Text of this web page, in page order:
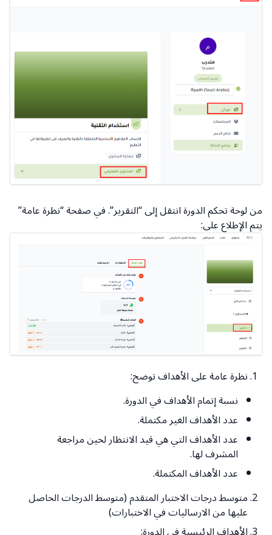
من لوحة تحكم الدورة انتقل إلى “التقرير”. في صفحة “نظرة عامة”
يتم الإطلاع على:
نظرة عامة على الأهداف توضح:
نسبة إتمام الأهداف في الدورة.
عدد الأهداف الغير مكتملة.
عدد الأهداف التي هي قيد الانتظار لحين مراجعة
المشرف لها.
عدد الأهداف المكتملة.
متوسط درجات الاختبار المتقدم (متوسط الدرجات الحاصل
عليها من الارساليات في الاختبارات)